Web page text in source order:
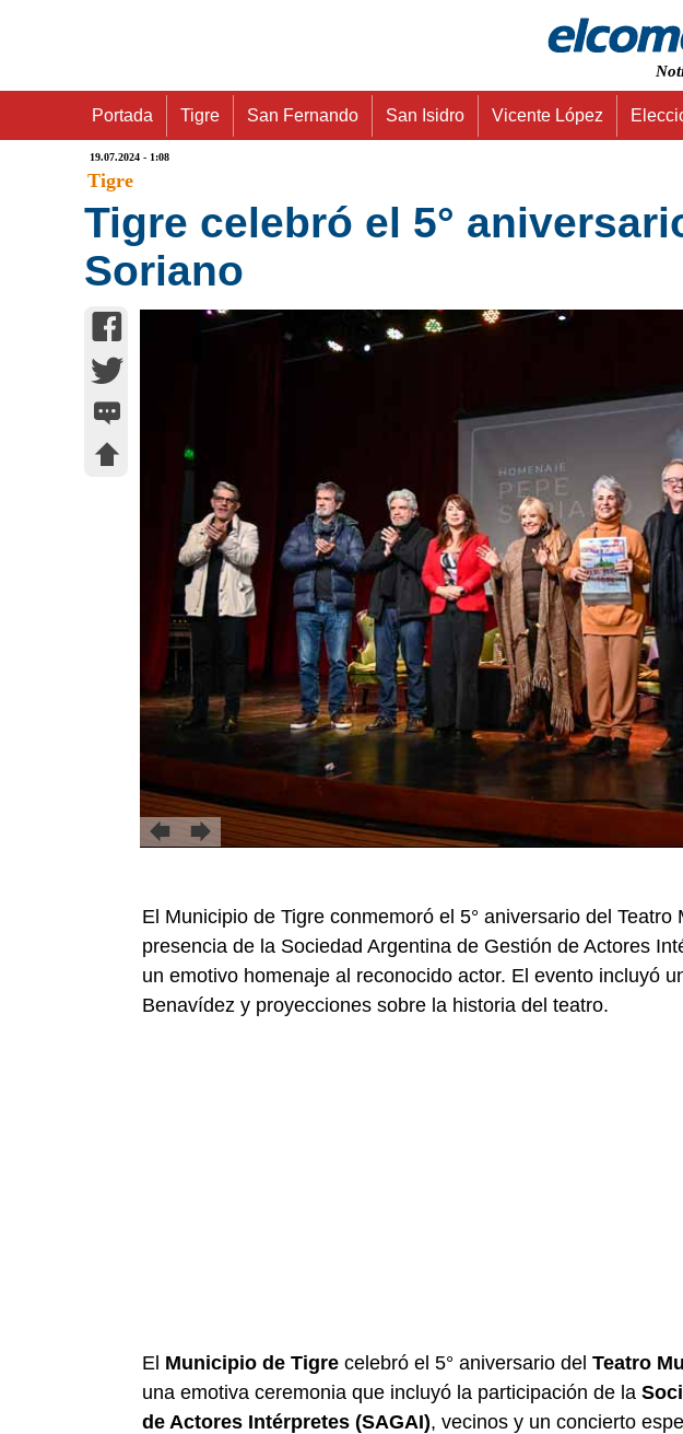
Portada Tigre San Fernando San Isidro Vicente López
19.07.2024 - 1:08
Tigre
Tigre celebró el 5°
Soriano
El Municipio de Tigre conmemoró el 5° aniversario del
presencia de la Sociedad Argentina de Gestión de Actores
un emotivo homenaje al reconocido actor. El evento incluyó
Benavídez y proyecciones sobre la historia del teatro.
El Municipio de Tigre celebró el 5° aniversario del Teatro
una emotiva ceremonia que incluyó la participación de la
de Actores Intérpretes (SAGAI), vecinos y un concierto